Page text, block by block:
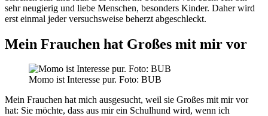
sehr neugierig und liebe Menschen, besonders Kinder. Daher wird
erst einmal jeder versuchsweise beherzt abgeschleckt.
Mein Frauchen hat Großes mit mir vor
Momo ist Interesse pur. Foto: BUB
Mein Frauchen hat mich ausgesucht, weil sie Großes mit mir vor
hat: Sie möchte, dass aus mir ein Schulhund wird, wenn ich